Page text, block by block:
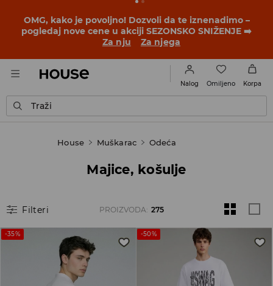
OMG, kako je povoljno! Dozvoli da te iznenadimo –
pogledaj nove cene u akciji SEZONSKO SNIŽENJE ➡️
Za nju
Za njega
Nalog Omiljeno Korpa
Traži
House Muškarac Odeća
Majice, košulje
Filteri PROIZVODA: 275
-35% -50%